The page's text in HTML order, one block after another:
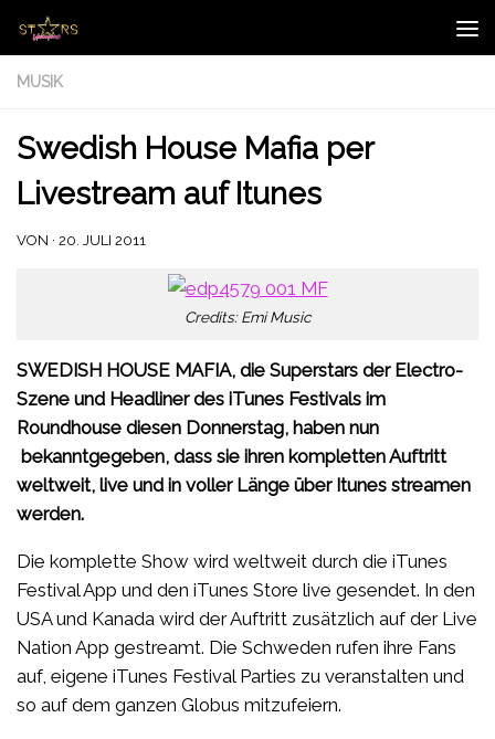
Zum Inhalt springen
MUSIK
Swedish House Mafia per
Livestream auf Itunes
VON · 20. JULI 2011
Credits: Emi Music
SWEDISH HOUSE MAFIA, die Superstars der Electro-
Szene und Headliner des iTunes Festivals im
Roundhouse diesen Donnerstag, haben nun
bekanntgegeben, dass sie ihren kompletten Auftritt
weltweit, live und in voller Länge über Itunes streamen
werden.
Die komplette Show wird weltweit durch die iTunes
Festival App und den iTunes Store live gesendet. In den
USA und Kanada wird der Auftritt zusätzlich auf der Live
Nation App gestreamt. Die Schweden rufen ihre Fans
auf, eigene iTunes Festival Parties zu veranstalten und
so auf dem ganzen Globus mitzufeiern.